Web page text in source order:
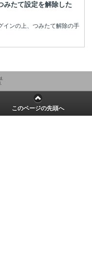
たて設定を解除した
インの上、つみたて解除の手
このページの先頭へ